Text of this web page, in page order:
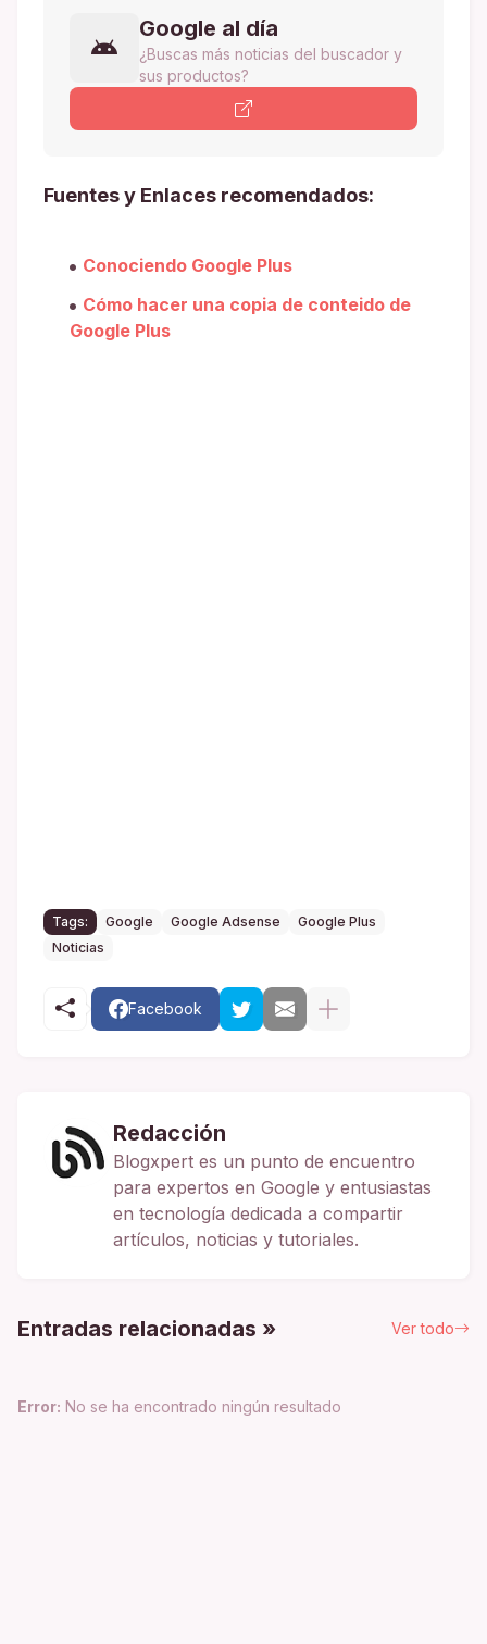
Google al día
¿Buscas más noticias del buscador y
sus productos?
Fuentes y Enlaces recomendados:
Conociendo Google Plus
Cómo hacer una copia de conteido de
Google Plus
Tags: Google Google Adsense
Google Plus
Noticias
Facebook
Redacción
Blogxpert es un punto de encuentro
para expertos en Google y entusiastas
en tecnología dedicada a compartir
artículos, noticias y tutoriales.
Entradas relacionadas » Ver todo
Error: No se ha encontrado ningún resultado